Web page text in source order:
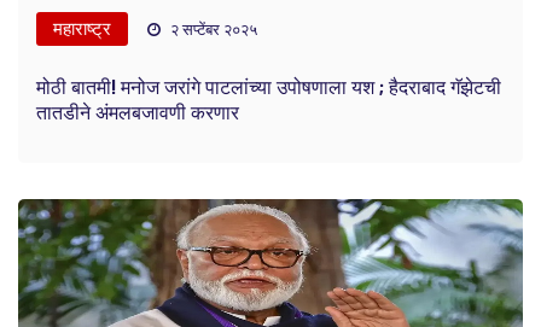
महाराष्ट्र २ सप्टेंबर २०२५
मोठी बातमी! मनोज जरांगे पाटलांच्या उपोषणाला यश ; हैदराबाद गॅझेटची
तातडीने अंमलबजावणी करणार